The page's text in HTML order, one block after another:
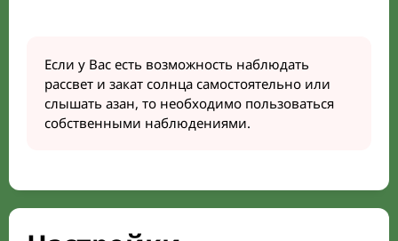
Если у Вас есть возможность наблюдать
рассвет и закат солнца самостоятельно или
слышать азан, то необходимо пользоваться
собственными наблюдениями.